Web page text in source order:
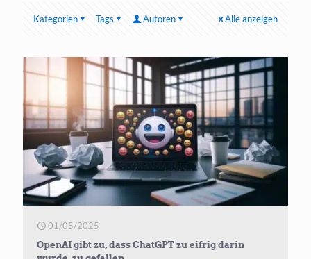
Kategorien Tags Autoren Alle anzeigen
01/05/2025
OpenAI gibt zu, dass ChatGPT zu eifrig darin